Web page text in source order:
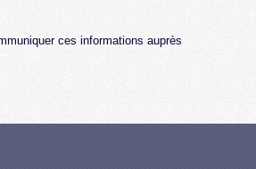
ces informations auprès